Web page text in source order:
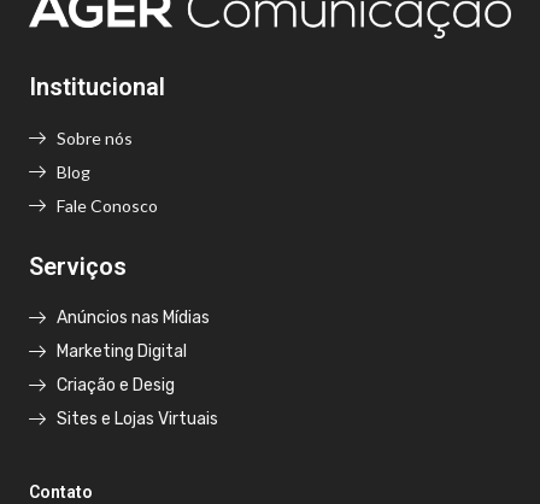
Institucional
Sobre nós
Blog
Fale Conosco
Serviços
Anúncios nas Mídias
Marketing Digital
Criação e Desig
Sites e Lojas Virtuais
Contato